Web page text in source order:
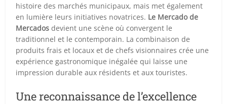
histoire des marchés municipaux, mais met également
en lumière leurs initiatives novatrices. Le Mercado de
Mercados devient une scène où convergent le
traditionnel et le contemporain. La combinaison de
produits frais et locaux et de chefs visionnaires crée une
expérience gastronomique inégalée qui laisse une
impression durable aux résidents et aux touristes.
Une reconnaissance de l’excellence